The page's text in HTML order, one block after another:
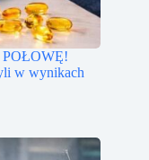
POŁOWĘ!
w wynikach